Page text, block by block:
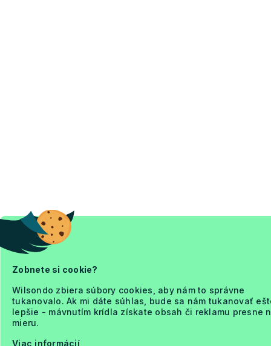
Zobnete si cookie?
Wilsondo zbiera súbory cookies, aby nám to správne
tukanovalo. Ak mi dáte súhlas, bude sa nám tukanovať
lepšie - mávnutím krídla získate obsah či reklamu presne
mieru.
Viac informácií